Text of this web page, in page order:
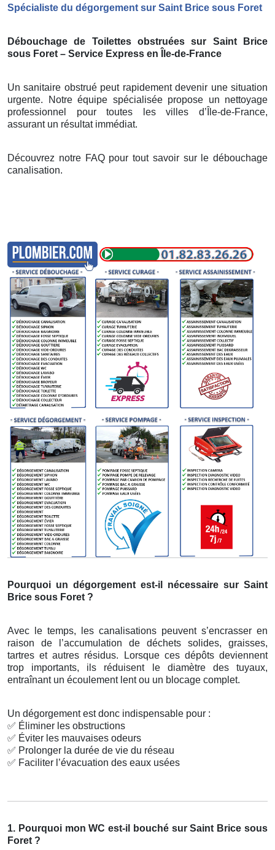
Spécialiste du dégorgement sur Saint Brice sous Foret
Débouchage de Toilettes obstruées sur Saint Brice
sous Foret – Service Express en Île-de-France
Un sanitaire obstrué peut rapidement devenir une situation
urgente. Notre équipe spécialisée propose un nettoyage
professionnel pour toutes les villes d’Île-de-France,
assurant un résultat immédiat.
Découvrez notre FAQ pour tout savoir sur le débouchage
canalisation.
Pourquoi un dégorgement est-il nécessaire sur Saint
Brice sous Foret ?
Avec le temps, les canalisations peuvent s’encrasser en
raison de l’accumulation de déchets solides, graisses,
tartres et autres résidus. Lorsque ces dépôts deviennent
trop importants, ils réduisent le diamètre des tuyaux,
entraînant un écoulement lent ou un blocage complet.
Un dégorgement est donc indispensable pour :
✅ Éliminer les obstructions
✅ Éviter les mauvaises odeurs
✅ Prolonger la durée de vie du réseau
✅ Faciliter l’évacuation des eaux usées
1. Pourquoi mon WC est-il bouché sur Saint Brice sous
Foret ?